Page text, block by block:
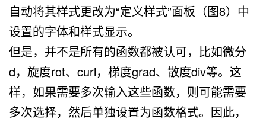
自动将其样式更改为“定义样式”面板（图8）中
设置的字体和样式显示。
但是，并不是所有的函数都被认可，比如微分
d，旋度rot、curl，梯度grad、散度div等。这
样，如果需要多次输入这些函数，则可能需要
多次选择，然后单独设置为函数格式。因此，